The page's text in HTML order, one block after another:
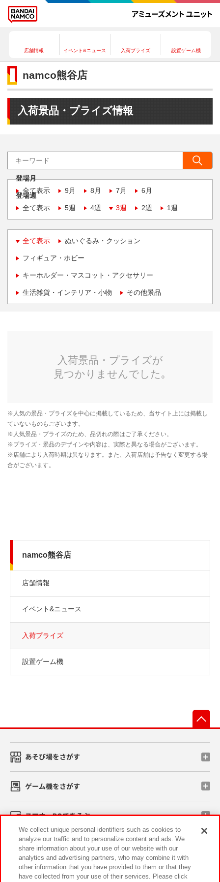
店舗情報 イベント&ニュース 入荷プライズ 設置ゲーム機
namco熊谷店
入荷景品・プライズ情報
登場月
全て表示
9月 8月 7月 6月
登場週
全て表示
5週 4週 3週 2週 1週
全て表示 ぬいぐるみ・クッション
フィギュア・ホビー
キーホルダー・マスコット・アクセサリー
生活雑貨・インテリア・小物 その他景品
namco熊谷店
店舗情報
イベント&ニュース
入荷プライズ
設置ゲーム機
あそび場をさがす
ゲーム機をさがす
スマホ・PCであそぶ
イベント・キャンペーン
We collect unique personal identifiers such as cookies to
analyze our traffic and to personalize content and ads. We
share information about your use of our website with our
analytics and advertising partners, who may combine it with
other information that you have provided to them or that they
have collected from your use of their services. Please click